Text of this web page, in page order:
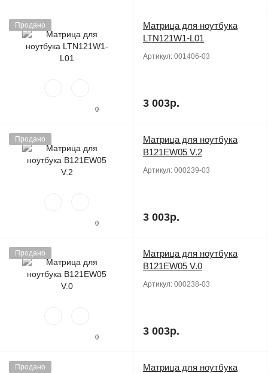
Продано
0
Матрица для ноутбука
LTN121W1-L01
Артикул: 001406-03
3 003р.
Продано
0
Матрица для ноутбука
B121EW05 V.2
Артикул: 000239-03
3 003р.
Продано
0
Матрица для ноутбука
B121EW05 V.0
Артикул: 000238-03
3 003р.
Продано
Матрица для ноутбука